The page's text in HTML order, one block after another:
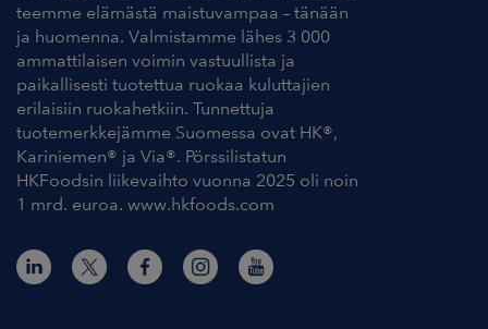
teemme elämästä maistuvampaa – tänään
ja huomenna. Valmistamme lähes 3 000
ammattilaisen voimin vastuullista ja
paikallisesti tuotettua ruokaa kuluttajien
erilaisiin ruokahetkiin. Tunnettuja
tuotemerkkejämme Suomessa ovat HK®,
Kariniemen® ja Via®. Pörssilistatun
HKFoodsin liikevaihto vuonna 2025 oli noin
1 mrd. euroa. www.hkfoods.com